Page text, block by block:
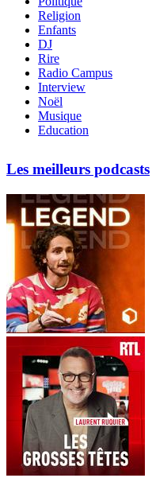
Religion
Enfants
DJ
Rire
Radio Campus
Interview
Noël
Musique
Education
Les meilleurs podcasts